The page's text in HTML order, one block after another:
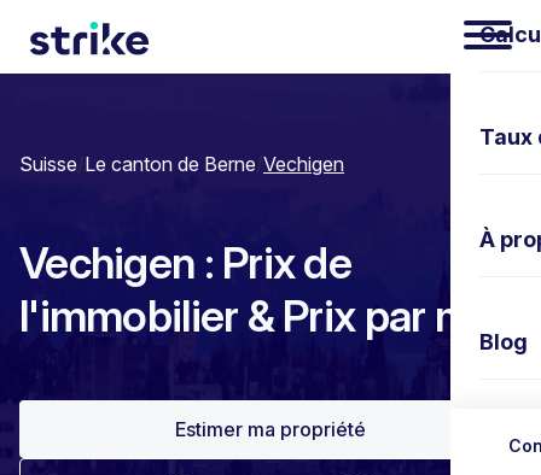
À
Blog
Suisse/Le canton de Berne/Vechigen
Vechigen : Prix de
l'immobilier & Prix par m²
Estimer ma propriété